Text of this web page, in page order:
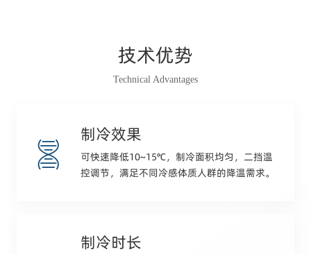
技术优势
Technical Advantages
制冷效果
可快速降低10~15℃，制冷面积均匀，二挡温
控调节，满足不同冷感体质人群的降温需求。
制冷时长